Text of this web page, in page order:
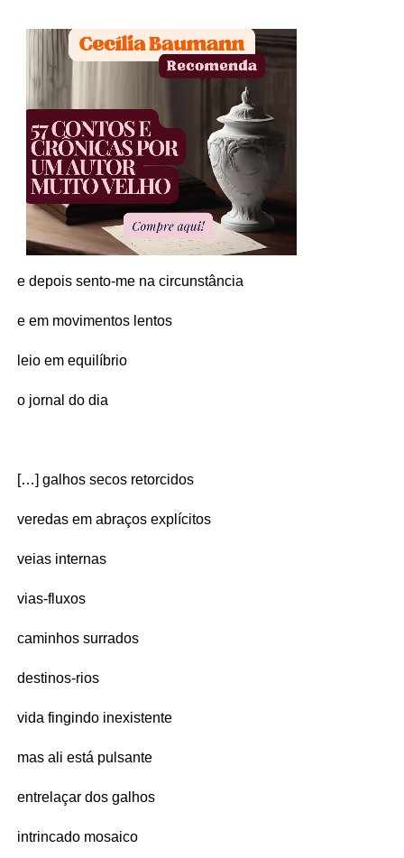
e depois sento-me na circunstância
e em movimentos lentos
leio em equilíbrio
o jornal do dia
[…] galhos secos retorcidos
veredas em abraços explícitos
veias internas
vias-fluxos
caminhos surrados
destinos-rios
vida fingindo inexistente
mas ali está pulsante
entrelaçar dos galhos
intrincado mosaico